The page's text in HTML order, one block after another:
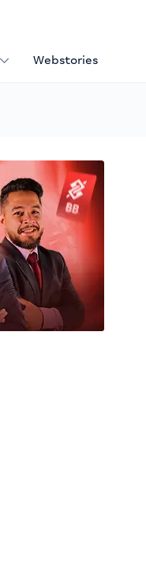
Webstories